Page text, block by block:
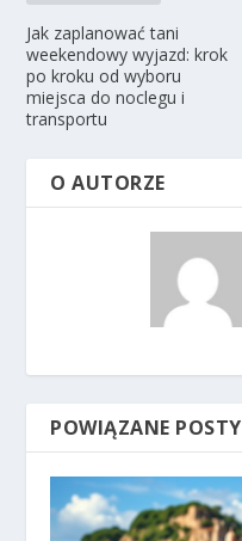
Jak zaplanować tani
weekendowy wyjazd: krok
po kroku od wyboru
miejsca do noclegu i
transportu
O AUTORZE
POWIĄZANE POSTY